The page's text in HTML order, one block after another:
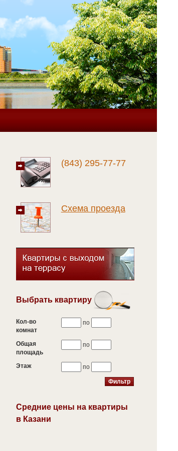
(843) 295-77-77
Схема проезда
Выбрать квартиру
Кол-во
комнат
по
Общая
площадь
по
Этаж по
Средние цены на квартиры
в Казани